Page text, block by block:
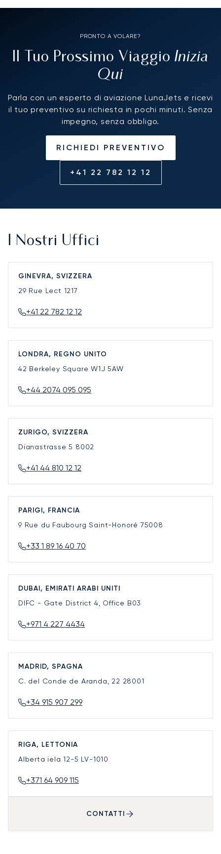
PRONTO A VOLARE?
Il Tuo Prossimo Viaggio Inizia
Qui
Parla con un esperto di aviazione LunaJets e ricevi
il tuo preventivo su richiesta in pochi minuti. Senza
impegno, senza obbligo.
RICHIEDI PREVENTIVO
+41 22 782 12 12
I Nostri Uffici
GINEVRA, SVIZZERA
29 Rue Lect 1217
+41 22 782 12 12
LONDRA, REGNO UNITO
42 Berkeley SquareW1J 5AW
+44 2074 095 095
ZURIGO, SVIZZERA
Dianastrasse 5 8002
+41 44 810 12 12
PARIGI, FRANCIA
9 Rue du Faubourg Saint-Honoré 75008
+33 1 89 16 40 70
DUBAI, EMIRATI ARABI UNITI
DIFC - Gate District 4, Office B03
+971 4 227 4434
MADRID, SPAGNA
C. del Conde de Aranda, 22 28001
+34 915 907 299
RIGA, LETTONIA
Alberta iela 12-5 LV-1010
+371 64 909 115
CONTATTI